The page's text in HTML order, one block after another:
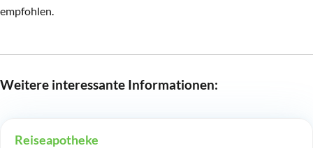
empfohlen.
Weitere interessante Informationen:
Reiseapotheke